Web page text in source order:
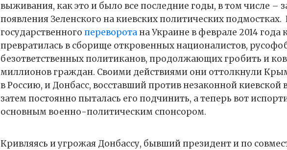
выживания, как это и было все последние годы, в том числе –
появления Зеленского на киевских политических подмостках.
государственного переворотана Украине в феврале 2014 года
превратилась в сборище откровенных националистов,
безответственных политиканов, продолжающих гробить и
миллионов граждан. Своими действиями они оттолкнули
в Россию, и Донбасс, восставший против незаконной киевской
затем постоянно пыталась его подчинить, а теперь вот
основным военно-политическим спонсором.
Кривляясь и угрожая Донбассу, бывший президент и по